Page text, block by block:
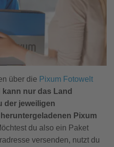
über die Pixum Fotowelt
nur das Land
der jeweiligen
Pixum
du also ein Paket
versenden, nutzt du